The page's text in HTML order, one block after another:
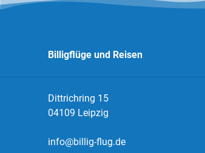
Billigflüge und Reisen
Dittrichring 15
04109 Leipzig
info@billig-flug.de